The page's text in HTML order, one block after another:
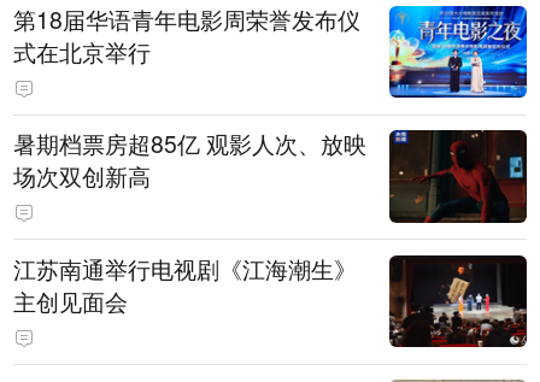
第18届华语青年电影周荣誉发布仪
式在北京举行
暑期档票房超85亿 观影人次、放映
场次双创新高
江苏南通举行电视剧《江海潮生》
主创见面会